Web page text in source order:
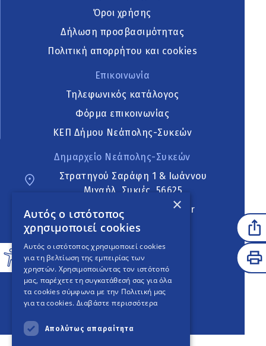
Όροι χρήσης
Δήλωση προσβασιμότητας
Πολιτική απορρήτου και cookies
Επικοινωνία
Τηλεφωνικός κατάλογος
Φόρμα επικοινωνίας
ΚΕΠ Δήμου Νεάπολης-Συκεών
Δημαρχείο Νεάπολης-Συκεών
Στρατηγού Σαράφη 1 & Ιωάννου
Μιχαήλ, Συκιές, 56625
neapoli.sykies@ddt.gov.gr
Ακολουθήστε
English Version
An project
×
Αυτός ο ιστότοπος
χρησιμοποιεί cookies
Αυτός ο ιστότοπος χρησιμοποιεί cookies
για τη βελτίωση της εμπειρίας των
χρηστών. Χρησιμοποιώντας τον ιστότοπό
μας, παρέχετε τη συγκατάθεσή σας για όλα
τα cookies σύμφωνα με την Πολιτική μας
για τα cookies. Διαβάστε περισσότερα
Απολύτως απαραίτητα